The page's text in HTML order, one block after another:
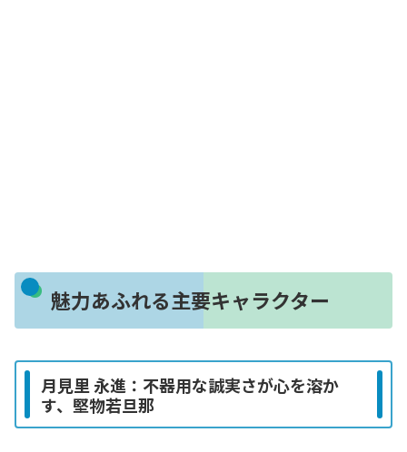
魅力あふれる主要キャラクター
月見里 永進：不器用な誠実さが心を溶か
す、堅物若旦那